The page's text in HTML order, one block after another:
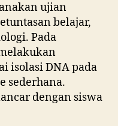
ujian
belajar,
Pada
isolasi DNA pada
sederhana.
dengan siswa